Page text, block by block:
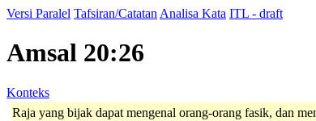
Versi Paralel Tafsiran/Catatan Analisa Kata ITL - draft
Amsal 20:26
Konteks
Raja yang bijak dapat mengenal orang-orang fasik, dan